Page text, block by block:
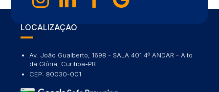
LOCALIZAÇÃO
Av. João Gualberto, 1698 - SALA 401 4º ANDAR - Alto
da Glória, Curitiba-PR
CEP: 80030-001